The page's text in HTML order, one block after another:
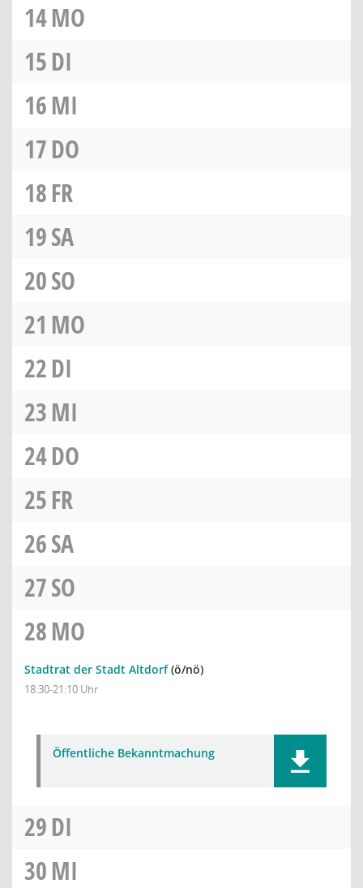
14MO
15DI
16MI
17DO
18FR
19SA
20SO
21 MO
22DI
23MI
24DO
25FR
26SA
27SO
28MO
Stadtrat der Stadt Altdorf(ö/nö)
18:30-21:10 Uhr
Öffentliche Bekanntmachung
29DI
30MI